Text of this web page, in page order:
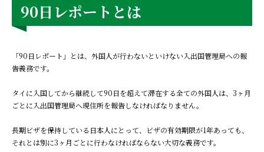
90日レポートとは
「90日レポート」とは、外国人が行わないといけない入出国管理局への報
告義務です。
タイに入国してから継続して90日を超えて滞在する全ての外国人は、3ヶ月
ごとに入出国管理局へ現住所を報告しなければなりません。
長期ビザを保持している日本人にとって、ビザの有効期限が1年あっても、
それとは別に3ヶ月ごとに行わなければならない大切な義務です。